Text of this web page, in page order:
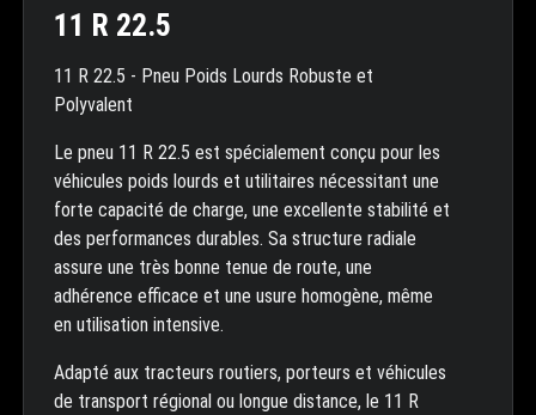
11 R 22.5
11 R 22.5 - Pneu Poids Lourds Robuste et
Polyvalent
Le pneu 11 R 22.5 est spécialement conçu pour les
véhicules poids lourds et utilitaires nécessitant une
forte capacité de charge, une excellente stabilité et
des performances durables. Sa structure radiale
assure une très bonne tenue de route, une
adhérence efficace et une usure homogène, même
en utilisation intensive.
Adapté aux tracteurs routiers, porteurs et véhicules
de transport régional ou longue distance, le 11 R